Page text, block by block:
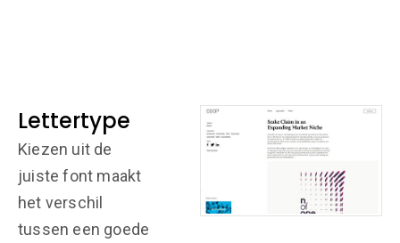
Lettertype
Kiezen uit de
juiste font maakt
het verschil
tussen een goede